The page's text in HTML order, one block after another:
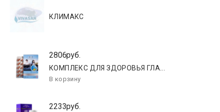
КЛИМАКС
2806руб.
КОМПЛЕКС ДЛЯ ЗДОРОВЬЯ ГЛА...
2233руб.